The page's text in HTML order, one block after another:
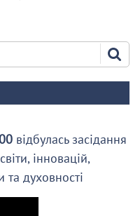
відбулась засідання
інновацій,
та духовності